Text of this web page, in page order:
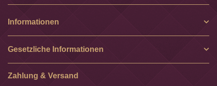
Informationen
Gesetzliche Informationen
Zahlung & Versand